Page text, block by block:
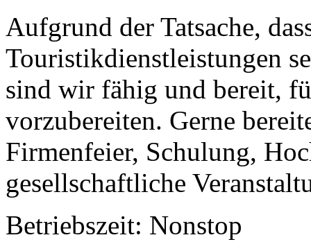
Aufgrund der Tatsache,
Touristikdien­stleistungen
sind wir fähig und bereit,
vorzubereiten. Gerne
Firmenfeier, Schulung,
gesellschaftliche
Betriebszeit: Nonstop